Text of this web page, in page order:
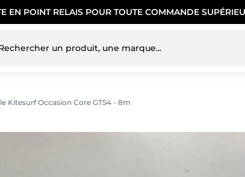
EN POINT RELAIS POUR TOUTE COMMANDE
Kitesurf Occasion Core GTS4 - 8m